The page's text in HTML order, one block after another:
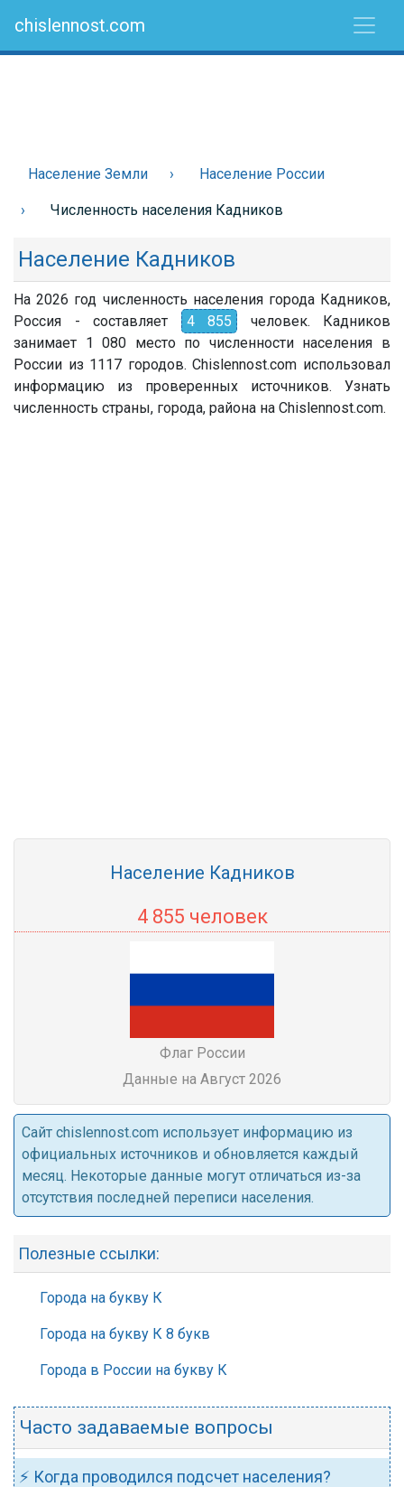
chislennost.com
Население Земли Население России
Численность населения Кадников
Население Кадников
На 2026 год численность населения города Кадников,
Россия - составляет
4 855
человек. Кадников
занимает 1 080 место по численности населения в
России из 1117 городов. Chislennost.com использовал
информацию из проверенных источников. Узнать
численность страны, города, района на Chislennost.com.
Население Кадников
4 855 человек
Флаг России
Данные на Август 2026
Cайт chislennost.com использует информацию из
официальных источников и обновляется каждый
месяц. Некоторые данные могут отличаться из-за
отсутствия последней переписи населения.
Полезные ссылки:
Города на букву К
Города на букву К 8 букв
Города в России на букву К
Часто задаваемые вопросы
⚡ Когда проводился подсчет населения?